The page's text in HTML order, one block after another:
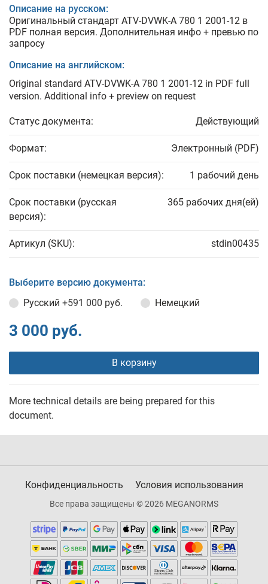
Описание на русском:
Оригинальный стандарт ATV-DVWK-A 780 1 2001-12 в
PDF полная версия. Дополнительная инфо + превью по
запросу
Описание на английском:
Original standard ATV-DVWK-A 780 1 2001-12 in PDF full
version. Additional info + preview on request
Статус документа: Действующий
Формат: Электронный (PDF)
Срок поставки (немецкая версия): 1 рабочий день
Срок поставки (русская
версия):
365 рабочих дня(ей)
Артикул (SKU): stdin00435
Выберите версию документа:
Русский +591 000 руб. Немецкий
3 000 руб.
В корзину
More technical details are being prepared for this
document.
Конфиденциальность Условия использования
Все права защищены © 2026 MEGANORMS